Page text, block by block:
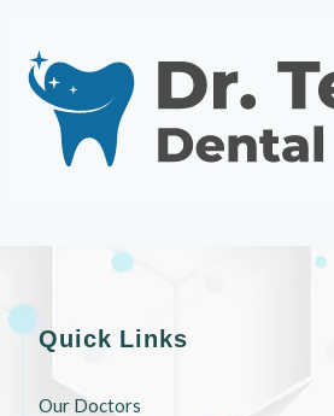
Quick Links
Our Doctors